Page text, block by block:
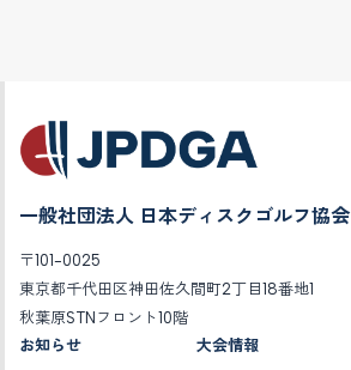
一般社団法人 日本ディスクゴルフ協会
〒101-0025
東京都千代田区神田佐久間町2丁目18番地1
秋葉原STNフロント10階
お知らせ
大会情報